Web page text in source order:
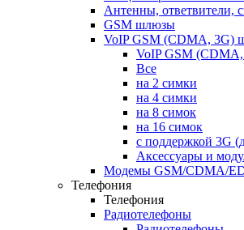
Антенны, ответвители,
GSM шлюзы
VoIP GSM (CDMA, 3G)
VoIP GSM
Все
на 2 симки
на 4 симки
на 8 симок
на 16 симок
с поддержкой 3G
Аксессуары и
Модемы GSM/CDMA/
Телефония
Телефония
Радиотелефоны